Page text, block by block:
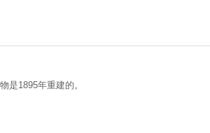
是1895年重建的。